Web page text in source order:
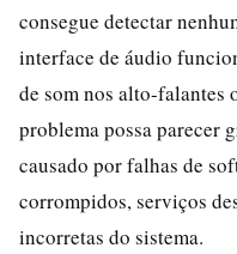
consegue detectar
interface de áudio
de som nos alto-falantes
problema possa parecer
causado por falhas de
corrompidos, serviços
incorretas do sistema.